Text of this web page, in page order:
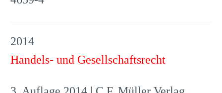
2014
Handels- und Gesellschaftsrecht